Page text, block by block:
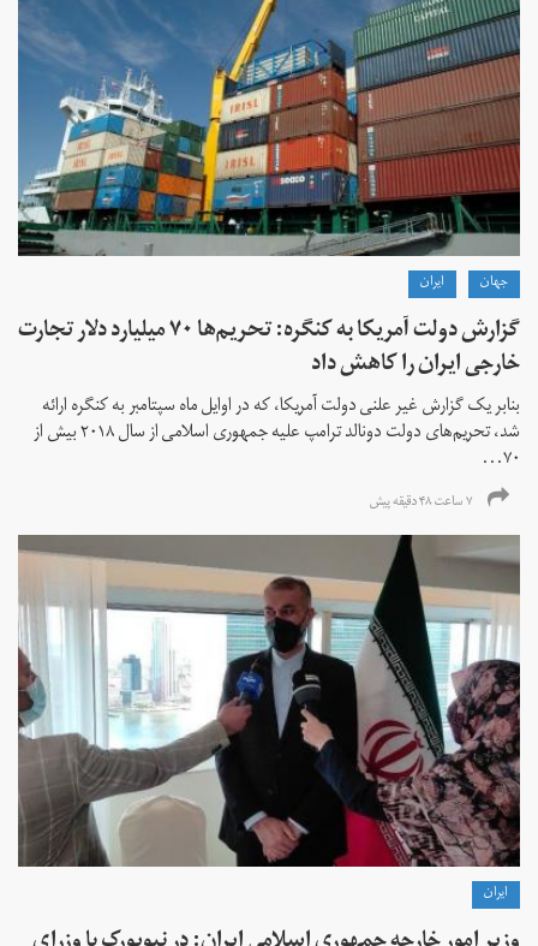
جهان ايران
گزارش دولت آمریکا به کنگره: تحریم‌ها ۷۰ میلیارد دلار تجارت
خارجی ایران را کاهش داد
بنابر یک گزارش غیر علنی دولت آمریکا، که در اوایل ماه سپتامبر به کنگره ارائه
شد، تحریم‌های دولت دونالد ترامپ علیه جمهوری اسلامی از سال ۲۰۱۸ بیش از
۷۰...
۷ ساعت ۴۸ دقیقه پیش
ايران